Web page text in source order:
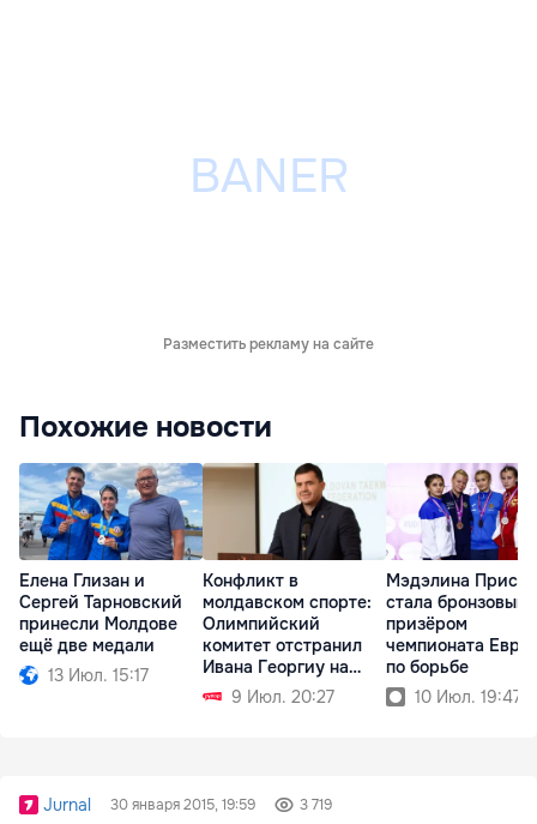
Разместить рекламу на сайте
Похожие новости
Елена Глизан и
Сергей Тарновский
принесли Молдове
ещё две медали
13 Июл. 15:17
Конфликт в
молдавском спорте:
Олимпийский
комитет отстранил
Ивана Георгиу на
полгода
9 Июл. 20:27
Мэдэлина
стала бронзовым
призёром
чемпионата
по борьбе
10 Июл. 19:47
Jurnal 30 января 2015, 19:59 3 719